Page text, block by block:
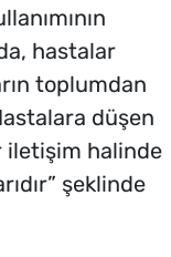
hastalar
toplumdan
düşen
iletişim halinde
şeklinde